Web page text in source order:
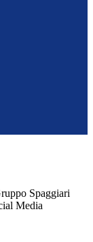
Spaggiari
Media